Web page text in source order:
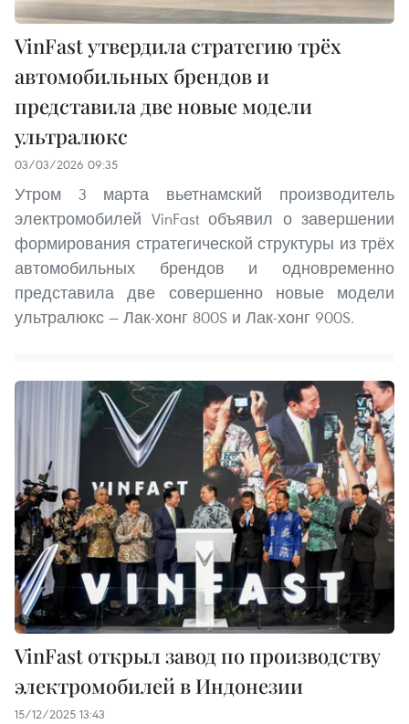
VinFast утвердила стратегию трёх
автомобильных брендов и
представила две новые модели
ультралюкс
03/03/2026 09:35
Утром 3 марта вьетнамский производитель
электромобилей VinFast объявил о завершении
формирования стратегической структуры из трёх
автомобильных брендов и одновременно
представила две совершенно новые модели
ультралюкс — Лак-хонг 800S и Лак-хонг 900S.
VinFast открыл завод по производству
электромобилей в Индонезии
15/12/2025 13:43